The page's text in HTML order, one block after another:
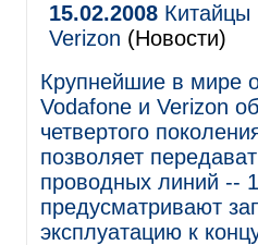
15.02.2008 Китайцы
Verizon (Новости)
Крупнейшие в мире
Vodafone и Verizon
четвертого
позволяет
проводных линий --
предусматривают
эксплуатацию к